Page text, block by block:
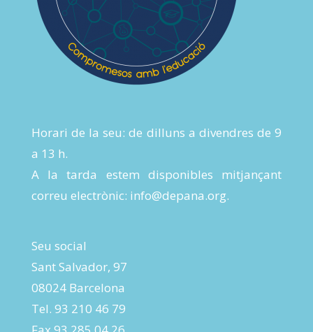
Horari de la seu: de dilluns a divendres de 9
a 13 h.
A la tarda estem disponibles mitjançant
correu electrònic: info@depana.org.
Seu social
Sant Salvador, 97
08024 Barcelona
Tel. 93 210 46 79